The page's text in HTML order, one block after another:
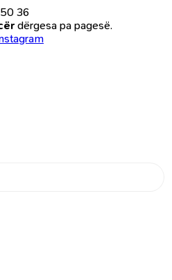
36
dërgesa pa pagesë.